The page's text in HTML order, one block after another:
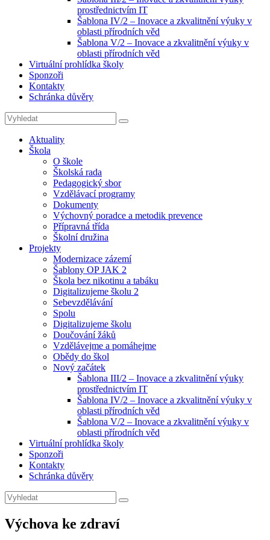
prostřednictvím IT
Šablona IV/2 – Inovace a zkvalitnění výuky v
oblasti přírodních věd
Šablona V/2 – Inovace a zkvalitnění výuky v
oblasti přírodních věd
Virtuální prohlídka školy
Sponzoři
Kontakty
Schránka důvěry
Search
for:
Search
Aktuality
Škola
O škole
Školská rada
Pedagogický sbor
Vzdělávací programy
Dokumenty
Výchovný poradce a metodik prevence
Přípravná třída
Školní družina
Projekty
Modernizace zázemí
Šablony OP JAK 2
Škola bez nikotinu a tabáku
Digitalizujeme školu 2
Sebevzdělávání
Spolu
Digitalizujeme školu
Doučování žáků
Vzdělávejme a pomáhejme
Obědy do škol
Nový začátek
Šablona III/2 – Inovace a zkvalitnění výuky
prostřednictvím IT
Šablona IV/2 – Inovace a zkvalitnění výuky v
oblasti přírodních věd
Šablona V/2 – Inovace a zkvalitnění výuky v
oblasti přírodních věd
Virtuální prohlídka školy
Sponzoři
Kontakty
Schránka důvěry
Search
for:
Search
Výchova ke zdraví